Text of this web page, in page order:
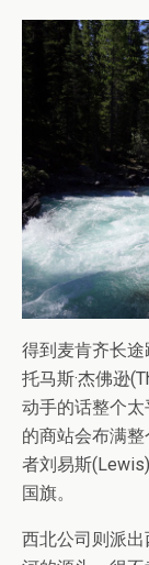
得到麦肯齐长
托马斯·杰佛逊
动手的话整个
的商站会布满
者刘易斯
国旗。
西北公司则派出